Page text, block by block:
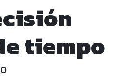
tiempo